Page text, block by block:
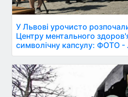
У Львові урочисто
Центру ментального
символічну капсулу: ФОТО -